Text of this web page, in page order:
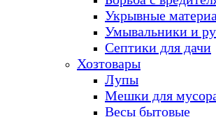
Укрывные
Умывальники и
Септики для дачи
Хозтовары
Лупы
Мешки для
Весы бытовые